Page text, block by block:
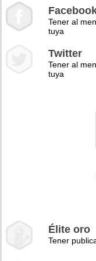
Tener al
tuya
Twitter
Tener al
tuya
Élite oro
Tener